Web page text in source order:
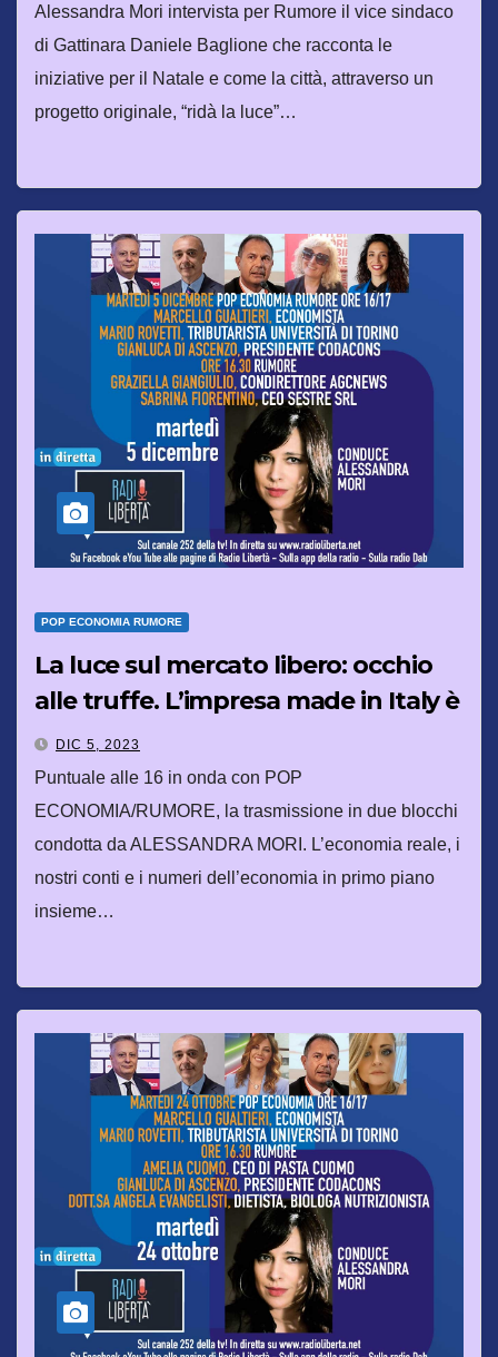
Alessandra Mori intervista per Rumore il vice sindaco
di Gattinara Daniele Baglione che racconta le
iniziative per il Natale e come la città, attraverso un
progetto originale, “ridà la luce”…
POP ECONOMIA RUMORE
La luce sul mercato libero: occhio
alle truffe. L’impresa made in Italy è
donna
DIC 5, 2023
Puntuale alle 16 in onda con POP
ECONOMIA/RUMORE, la trasmissione in due blocchi
condotta da ALESSANDRA MORI. L’economia reale, i
nostri conti e i numeri dell’economia in primo piano
insieme…